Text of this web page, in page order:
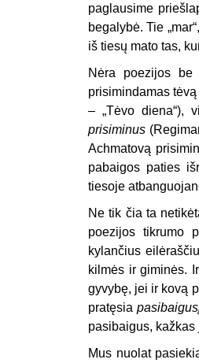
paglausime
begalybė. Tie
iš tiesų mato tas,
Nėra poezijos
prisimindamas
– „Tėvo diena“),
prisiminus
Achmatovą
pabaigos paties
tiesoje
Ne tik čia ta
poezijos tikrumo
kylančius
kilmės ir giminės.
gyvybę, jei ir kovą
pratęsia
pasibaigus,
Mus nuolat